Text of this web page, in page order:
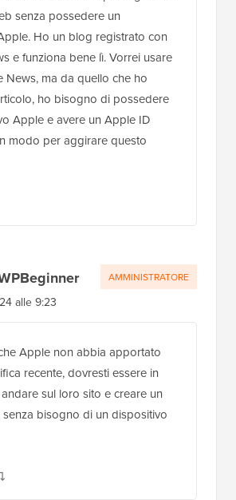
senza possedere un
Ho un blog registrato con
e funziona bene lì. Vorrei usare
News, ma da quello che ho
ho bisogno di possedere
Apple e avere un Apple ID
modo per aggirare questo
alle 9:23
Apple non abbia apportato
recente, dovresti essere in
sul loro sito e creare un
bisogno di un dispositivo
AMMINISTRATORE